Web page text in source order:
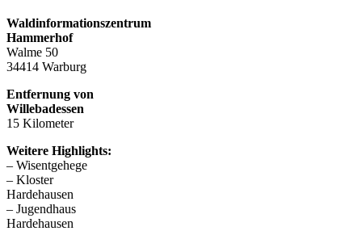
Waldinformationszentrum
Hammerhof
Walme 50
34414 Warburg
Entfernung von
Willebadessen
15 Kilometer
Weitere Highlights:
– Wisentgehege
– Kloster
Hardehausen
– Jugendhaus
Hardehausen